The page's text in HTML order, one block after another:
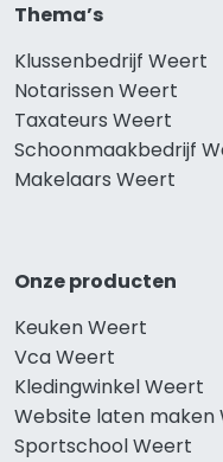
Thema’s
Klussenbedrijf Weert
Notarissen Weert
Taxateurs Weert
Schoonmaakbedrijf
Makelaars Weert
Onze producten
Keuken Weert
Vca Weert
Kledingwinkel Weert
Website laten maken
Sportschool Weert